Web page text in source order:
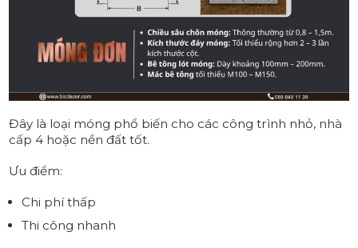
Đây là loại móng phổ biến cho các công trình nhỏ, nhà
cấp 4 hoặc nền đất tốt.
Ưu điểm:
Chi phí thấp
Thi công nhanh